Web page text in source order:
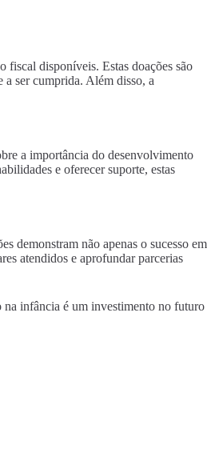
fiscal disponíveis. Estas doações são
a ser cumprida. Além disso, a
a importância do desenvolvimento
e oferecer suporte, estas
demonstram não apenas o sucesso em
atendidos e aprofundar parcerias
infância é um investimento no futuro